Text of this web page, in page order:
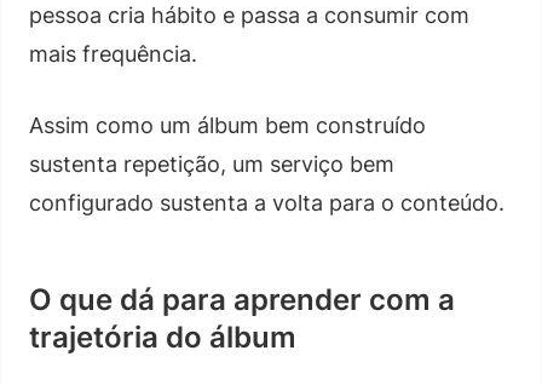
pessoa cria hábito e passa a consumir com
mais frequência.
Assim como um álbum bem construído
sustenta repetição, um serviço bem
configurado sustenta a volta para o conteúdo.
O que dá para aprender com a
trajetória do álbum